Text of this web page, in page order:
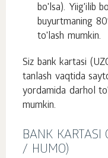
bo'lsa). Yiig'ilib
buyurtmaning
to'lash mumkin.
Siz bank kartasi
tanlash vaqtida
yordamida darhol
mumkin.
BANK KARTASI
/ HUMO)